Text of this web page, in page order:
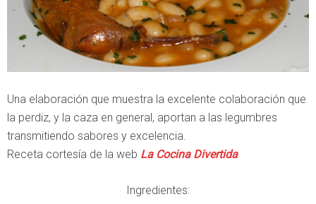
Una elaboración que muestra la excelente colaboración que
la perdiz, y la caza en general, aportan a las legumbres
transmitiendo sabores y excelencia.
Receta cortesía de la web La Cocina Divertida
Ingredientes: